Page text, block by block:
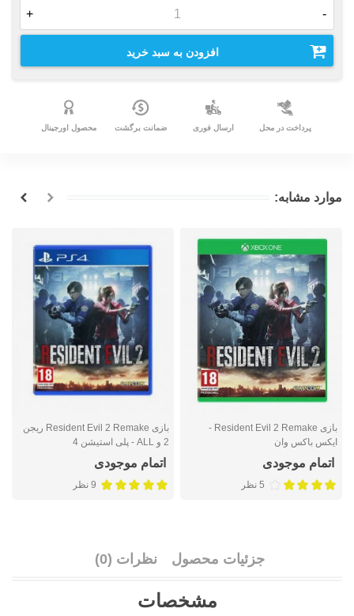
-
+
افزودن به سبد خرید
پرداخت در محل ارسال فوری ضمانت برگشت محصول اورجینال
موارد مشابه:
بازی Resident Evil 2 Remake -
ایکس باکس وان
اتمام موجودی
5 نظر
بازی Resident Evil 2 Remake ریجن
2 و ALL - پلی استیشن 4
اتمام موجودی
9 نظر
جزئیات محصول نظرات (0)
مشخصات